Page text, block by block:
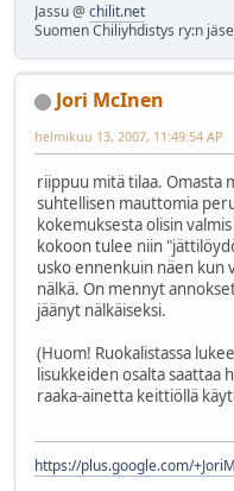
Jassu @ chilit.net
Suomen Chiliyhdistys ry:n
Jori McInen
helmikuu 13, 2007, 11:49:54 AP
riippuu mitä tilaa. Omasta
suhtellisen mauttomia
kokemuksesta olisin
kokoon tulee niin
usko ennenkuin näen kun
nälkä. On mennyt
jäänyt nälkäiseksi.
(Huom! Ruokalistassa
lisukkeiden osalta saattaa
raaka-ainetta keittiöllä
https://plus.google.com/